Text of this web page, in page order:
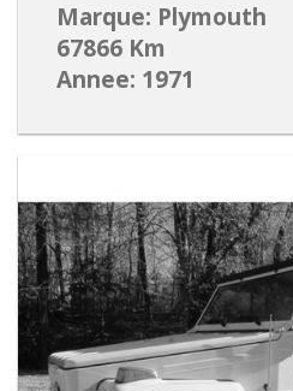
Marque: Plymouth
67866 Km
Annee: 1971